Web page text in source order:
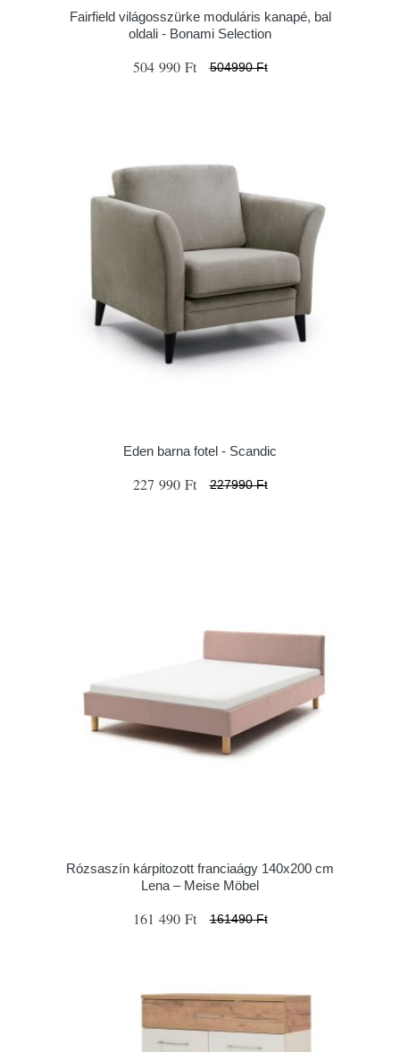
Fairfield világosszürke moduláris kanapé, bal
oldali - Bonami Selection
504 990 Ft 504990 Ft
Eden barna fotel - Scandic
227 990 Ft 227990 Ft
Rózsaszín kárpitozott franciaágy 140x200 cm
Lena – Meise Möbel
161 490 Ft 161490 Ft